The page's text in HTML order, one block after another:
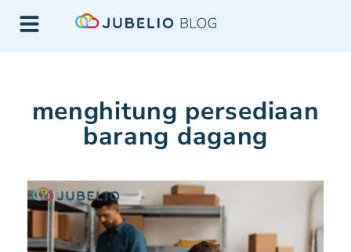
menghitung persediaan
barang dagang